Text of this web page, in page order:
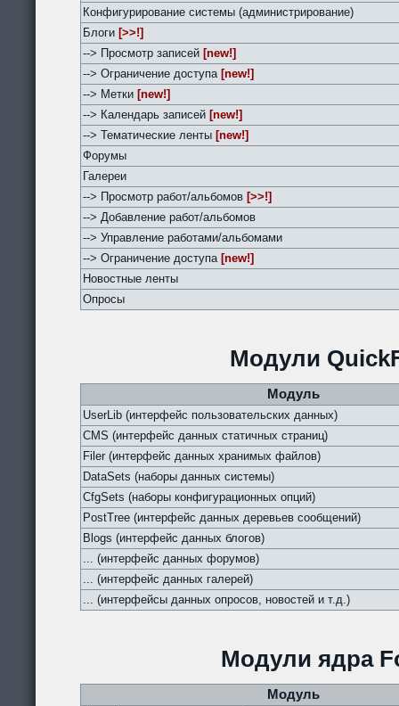
Конфигурирование системы (администрирование)
Блоги [>>!]
--> Просмотр записей [new!]
--> Ограничение доступа [new!]
--> Метки [new!]
--> Календарь записей [new!]
--> Тематические ленты [new!]
Форумы
Галереи
--> Просмотр работ/альбомов [>>!]
--> Добавление работ/альбомов
--> Управление работами/альбомами
--> Ограничение доступа [new!]
Новостные ленты
Опросы
Модули
Модуль
UserLib (интерфейс пользовательских данных)
CMS (интерфейс данных статичных страниц)
Filer (интерфейс данных хранимых файлов)
DataSets (наборы данных системы)
CfgSets (наборы конфигурационных опций)
PostTree (интерфейс данных деревьев сообщений)
Blogs (интерфейс данных блогов)
... (интерфейс данных форумов)
... (интерфейс данных галерей)
... (интерфейсы данных опросов, новостей и т.д.)
Модули ядра
Модуль